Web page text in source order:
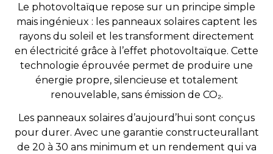
Le photovoltaïque repose sur un principe simple
mais ingénieux : les panneaux solaires captent les
rayons du soleil et les transforment directement
en électricité grâce à l’effet photovoltaïque. Cette
technologie éprouvée permet de produire une
énergie propre, silencieuse et totalement
renouvelable, sans émission de CO₂.
Les panneaux solaires d’aujourd’hui sont conçus
pour durer. Avec une garantie constructeurallant
de 20 à 30 ans minimum et un rendement qui va